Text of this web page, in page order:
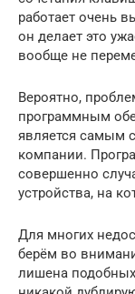
работает очень
он делает это
вообще не
Вероятно,
программным
является самым
компании.
совершенно
устройства, на
Для многих
берём во
лишена